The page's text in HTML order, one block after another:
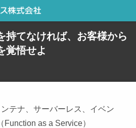
持てなければ、お客様から
覚悟せよ
テナ、サーバーレス、イベン
Function as a Service）